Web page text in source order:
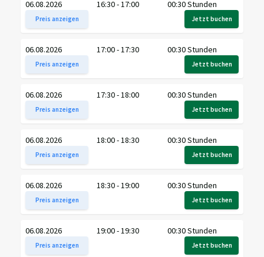
06.08.2026 16:30 - 17:00 00:30 Stunden
Preis anzeigen Jetzt buchen
06.08.2026 17:00 - 17:30 00:30 Stunden
Preis anzeigen Jetzt buchen
06.08.2026 17:30 - 18:00 00:30 Stunden
Preis anzeigen Jetzt buchen
06.08.2026 18:00 - 18:30 00:30 Stunden
Preis anzeigen Jetzt buchen
06.08.2026 18:30 - 19:00 00:30 Stunden
Preis anzeigen Jetzt buchen
06.08.2026 19:00 - 19:30 00:30 Stunden
Preis anzeigen Jetzt buchen